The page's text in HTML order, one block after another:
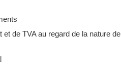
de TVA au regard de la nature de